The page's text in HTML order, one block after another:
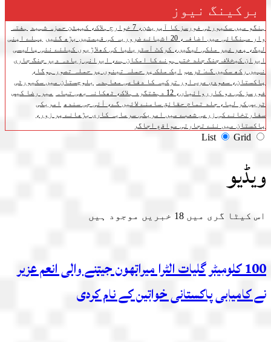
برکینگ نیوز
ہنگو میں سکیورٹی فورسز کا آپریشن، 7 خوارج ہلاک، کیپٹن حمزہ شہید
ہفتہ
وار مہنگائی میں اضافہ، 20 اشیائے ضروریہ کی قیمتیں بڑھ گئیں
پہلے اپنی
لیگ، پھر غیر ملکی لیگیں، کرکٹ آسٹریلیا کی کھلاڑیوں کیلئے نئی پالیسی
ایران کیخلاف جنگ جلد ختم ہونے کا امکان ہے، ایرانی زیادہ دیر جنگ جاری
نہیں رکھ سکیں گے: ٹرمپ ایک ملک پر حملہ تینوں پر حملہ تصور ہوگا،
پاکستان، سعودی عرب اور ترکیہ کا دفاعی معاہدہ
بلوچستان میں سکیورٹی
فورسز کی دو کارروائیاں، 12 دہشتگرد ہلاک، ٹھکانہ بھی تباہ
میر رضا کیس
ٹریس کر لیا، جلد تمام حقائق سامنے لائیں گے، آئی جی سندھ امریکی
سفارتخانے کی زرعی شعبے میں امریکی سرمایہ کاری بڑھانے پر زور،
پاکستان میں نئے تجارتی مواقع اجاگر
List Grid
ویڈیو
اس کیٹا گری میں 18 خبریں موجود ہیں
100 کلومیٹر گلیات الٹرا میراتھون جیتنے والی انعم عزیر
نے کامیابی پاکستانی خواتین کے نام کردی